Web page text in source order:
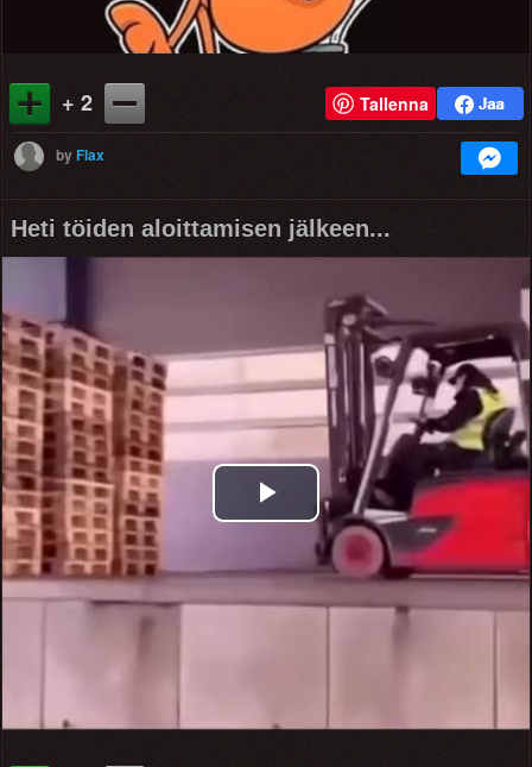
+ 2 Tallenna
byFlax
Heti töiden aloittamisen jälkeen...
Play
Video